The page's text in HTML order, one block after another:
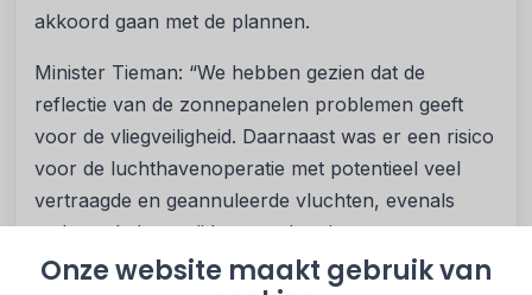
Onze website maakt gebruik van
akkoord gaan met de plannen.
Minister Tieman: “We hebben gezien dat de
reflectie van de zonnepanelen problemen geeft
voor de vliegveiligheid. Daarnaast was er een risico
voor de luchthavenoperatie met potentieel veel
vertraagde en geannuleerde vluchten, evenals
gedurende lange tijd een andere inzet van
landingsbanen - wat extra geluidsoverlast voor de